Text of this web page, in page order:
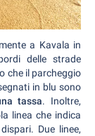
a Kavala in
delle strade
che il parcheggio
in blu sono
tassa. Inoltre,
linea che indica
Due linee,